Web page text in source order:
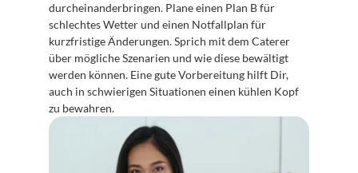
durcheinanderbringen. Plane einen Plan B für
schlechtes Wetter und einen Notfallplan für
kurzfristige Änderungen. Sprich mit dem Caterer
über mögliche Szenarien und wie diese bewältigt
werden können. Eine gute Vorbereitung hilft Dir,
auch in schwierigen Situationen einen kühlen Kopf
zu bewahren.